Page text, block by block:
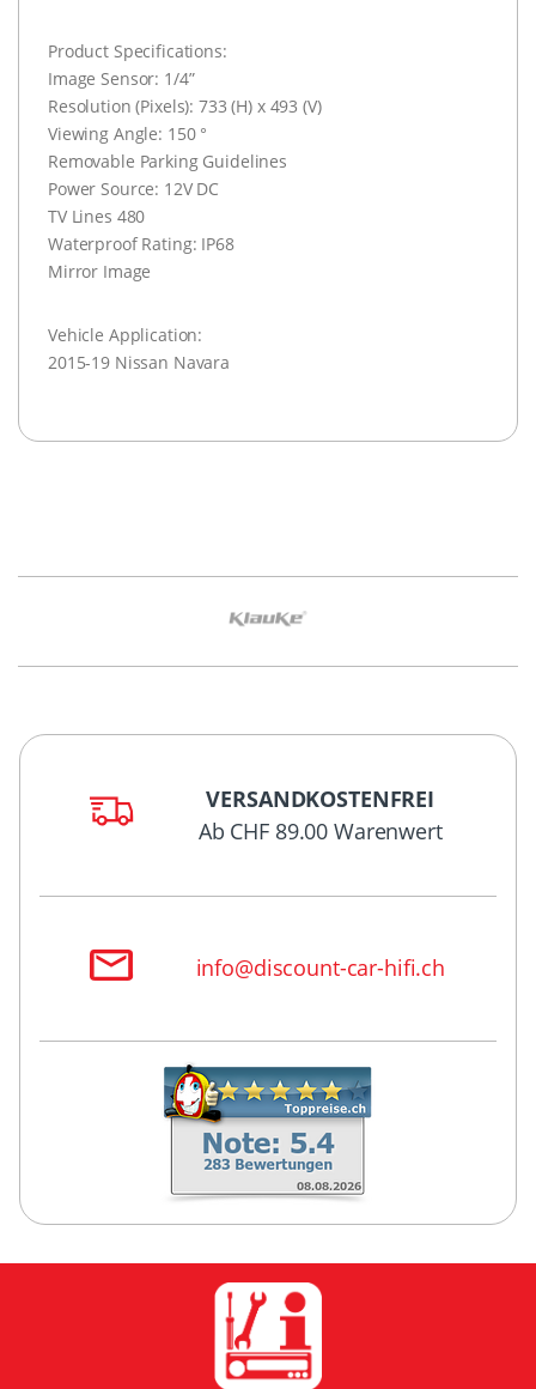
Product Specifications:
Image Sensor: 1/4”
Resolution (Pixels): 733 (H) x 493 (V)
Viewing Angle: 150 °
Removable Parking Guidelines
Power Source: 12V DC
TV Lines 480
Waterproof Rating: IP68
Mirror Image
Vehicle Application:
2015-19 Nissan Navara
VERSANDKOSTENFREI
Ab CHF 89.00 Warenwert
info@discount-car-hifi.ch